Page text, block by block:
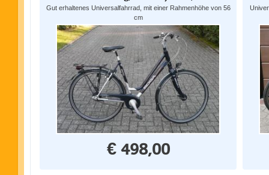
Gut erhaltenes Universalfahrrad, mit einer Rahmenhöhe von 56
cm
€ 498,00